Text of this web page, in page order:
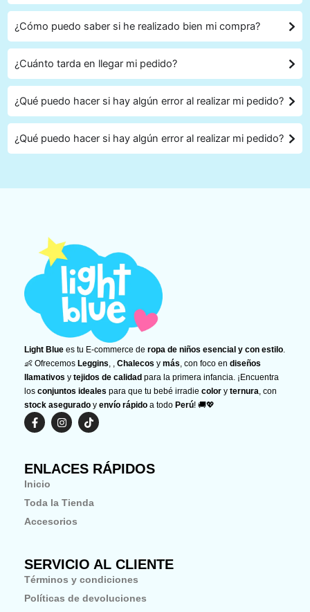
¿Cómo puedo saber si he realizado bien mi compra?
¿Cuánto tarda en llegar mi pedido?
¿Qué puedo hacer si hay algún error al realizar mi pedido?
¿Qué puedo hacer si hay algún error al realizar mi pedido?
Light Blue es tu E-commerce de ropa de niños esencial y con estilo.
👶 Ofrecemos Leggins, , Chalecos y más, con foco en diseños
llamativos y tejidos de calidad para la primera infancia. ¡Encuentra
los conjuntos ideales para que tu bebé irradie color y ternura, con
stock asegurado y envío rápido a todo Perú! 🚚💖
F
a
c
o
o
k
-
f
I
n
s
g
m
T
i
k
k
ENLACES RÁPIDOS
Inicio
Toda la Tienda
Accesorios
SERVICIO AL CLIENTE
Términos y condiciones
Políticas de devoluciones